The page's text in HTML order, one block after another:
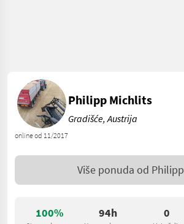
100% 94h 0
online od 11/2017
Philipp Michlits
Gradišće, Austrija
Više ponuda od Philipp